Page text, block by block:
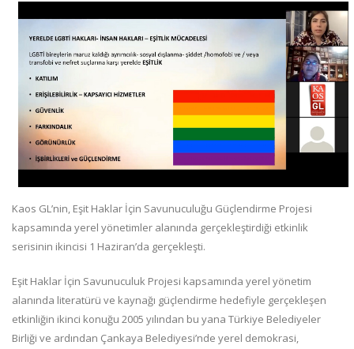
Kaos GL’nin, Eşit Haklar İçin Savunuculuğu Güçlendirme Projesi
kapsamında yerel yönetimler alanında gerçekleştirdiği etkinlik
serisinin ikincisi 1 Haziran’da gerçekleşti.
Eşit Haklar İçin Savunuculuk Projesi kapsamında yerel yönetim
alanında literatürü ve kaynağı güçlendirme hedefiyle gerçekleşen
etkinliğin ikinci konuğu 2005 yılından bu yana Türkiye Belediyeler
Birliği ve ardından Çankaya Belediyesi’nde yerel demokrasi,